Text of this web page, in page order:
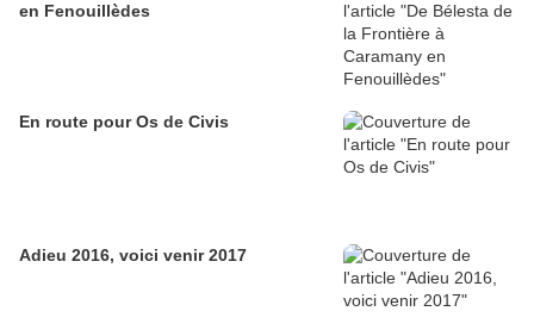
en Fenouillèdes
En route pour Os de Civis
Adieu 2016, voici venir 2017